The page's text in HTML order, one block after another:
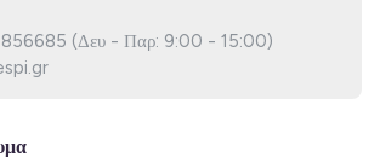
(Δευ - Παρ: 9:00 - 15:00)